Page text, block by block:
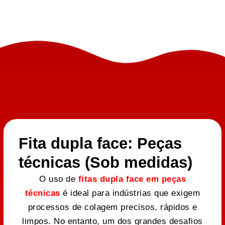
Fita dupla face: Peças
técnicas (Sob medidas)
O uso de fitas dupla face em peças
técnicas é ideal para indústrias que exigem
processos de colagem precisos, rápidos e
limpos. No entanto, um dos grandes desafios